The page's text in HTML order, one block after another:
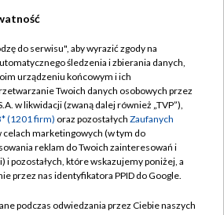
TVP
TVP
Cyfrowa
Regulamin TVP
prywatności
Moje zgody
Pomoc
do serwisu", aby wyrazić zgody na
śledzenia i zbierania danych,
urządzeniu końcowym i ich
Twoich danych osobowych przez
w likwidacji (zwaną dalej również „TVP”),
(1201 firm) oraz pozostałych Zaufanych
celach marketingowych (w tym do
reklam do Twoich zainteresowań i
i pozostałych, które wskazujemy poniżej, a
przez nas identyfikatora PPID do Google.
podczas odwiedzania przez Ciebie naszych